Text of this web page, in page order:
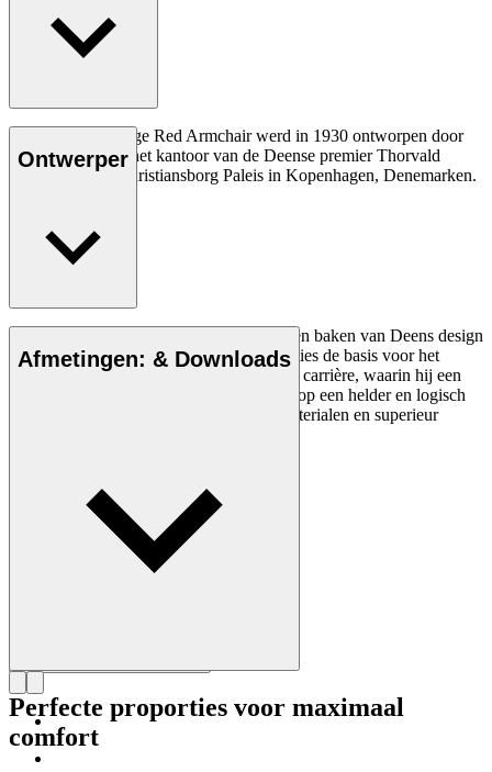
De KK37581 Large Red Armchair werd in 1930 ontworpen door
Kaare Klint voor het kantoor van de Deense premier Thorvald
Stauning in het Christiansborg Paleis in Kopenhagen, Denemarken.
Ontwerper
Architect Kaare Klint (1888-1954) was een baken van Deens design
en legde met zijn unieke inzicht in proporties de basis voor het
Danish Modern-concept. Tijdens zijn hele carrière, waarin hij een
reeks designiconen creëerde, hamerde hij op een helder en logisch
ontwerp, strakke lijnen, voortreffelijke materialen en superieur
Afmetingen: & Downloads
Perfecte proporties voor maximaal
comfort